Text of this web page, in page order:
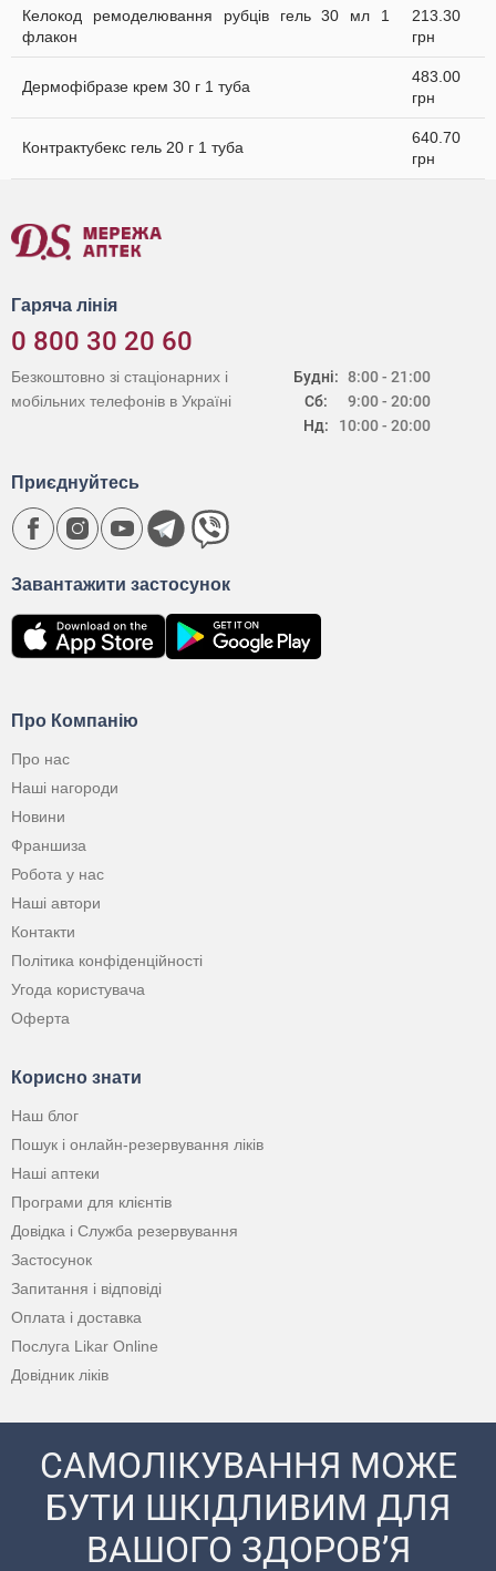
Келокод ремоделювання рубців гель 30 мл 1
флакон
213.30
грн
Дермофібразе крем 30 г 1 туба
483.00
грн
Контрактубекс гель 20 г 1 туба
640.70
грн
Гаряча лінія
0 800 30 20 60
Будні:
Сб:
Нд:
8:00 - 21:00
9:00 - 20:00
10:00 - 20:00
Безкоштовно зі стаціонарних і
мобільних телефонів в Україні
Про Компанію
Про нас
Наші нагороди
Новини
Франшиза
Робота у нас
Наші автори
Контакти
Політика конфіденційності
Угода користувача
Оферта
Корисно знати
Наш блог
Пошук і онлайн-резервування ліків
Наші аптеки
Програми для клієнтів
Довідка і Служба резервування
Застосунок
Запитання і відповіді
Оплата і доставка
Послуга Likar Online
Довідник ліків
Завантажити застосунок
Приєднуйтесь
САМОЛІКУВАННЯ МОЖЕ
БУТИ ШКІДЛИВИМ ДЛЯ
ВАШОГО ЗДОРОВ’Я